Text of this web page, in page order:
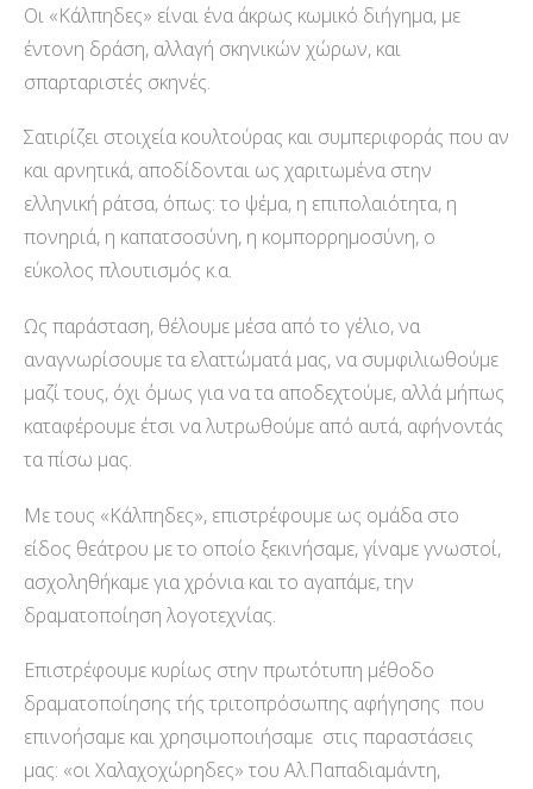
Οι «Κάλπηδες» είναι ένα άκρως κωμικό διήγημα, με
έντονη δράση, αλλαγή σκηνικών χώρων, και
σπαρταριστές σκηνές.
Σατιρίζει στοιχεία κουλτούρας και συμπεριφοράς που αν
και αρνητικά, αποδίδονται ως χαριτωμένα στην
ελληνική ράτσα, όπως: το ψέμα, η επιπολαιότητα, η
πονηριά, η καπατσοσύνη, η κομπορρημοσύνη, ο
εύκολος πλουτισμός κ.α.
Ως παράσταση, θέλουμε μέσα από το γέλιο, να
αναγνωρίσουμε τα ελαττώματά μας, να συμφιλιωθούμε
μαζί τους, όχι όμως για να τα αποδεχτούμε, αλλά μήπως
καταφέρουμε έτσι να λυτρωθούμε από αυτά, αφήνοντάς
τα πίσω μας.
Με τους «Κάλπηδες», επιστρέφουμε ως ομάδα στο
είδος θεάτρου με το οποίο ξεκινήσαμε, γίναμε γνωστοί,
ασχοληθήκαμε για χρόνια και το αγαπάμε, την
δραματοποίηση λογοτεχνίας.
Επιστρέφουμε κυρίως στην πρωτότυπη μέθοδο
δραματοποίησης τής τριτοπρόσωπης αφήγησης που
επινοήσαμε και χρησιμοποιήσαμε στις παραστάσεις
μας: «οι Χαλαχοχώρηδες» του Αλ.Παπαδιαμάντη,